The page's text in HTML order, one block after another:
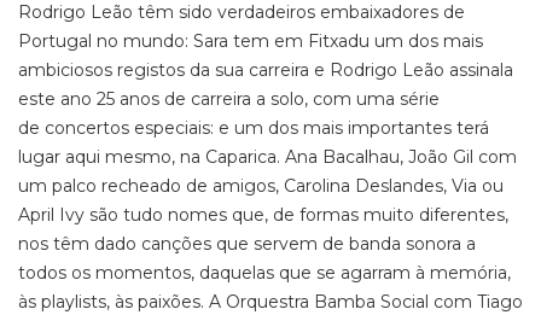
Rodrigo Leão têm sido verdadeiros embaixadores de
Portugal no mundo: Sara tem em Fitxadu um dos mais
ambiciosos registos da sua carreira e Rodrigo Leão assinala
este ano 25 anos de carreira a solo, com uma série
de concertos especiais: e um dos mais importantes terá
lugar aqui mesmo, na Caparica. Ana Bacalhau, João Gil com
um palco recheado de amigos, Carolina Deslandes, Via ou
April Ivy são tudo nomes que, de formas muito diferentes,
nos têm dado canções que servem de banda sonora a
todos os momentos, daquelas que se agarram à memória,
às playlists, às paixões. A Orquestra Bamba Social com Tiago